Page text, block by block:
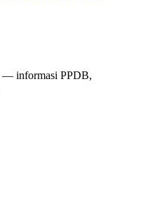
— informasi PPDB,